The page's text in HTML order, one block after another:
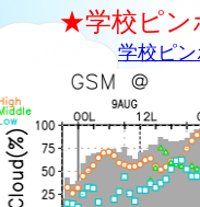
★学校ピン
学校ピ